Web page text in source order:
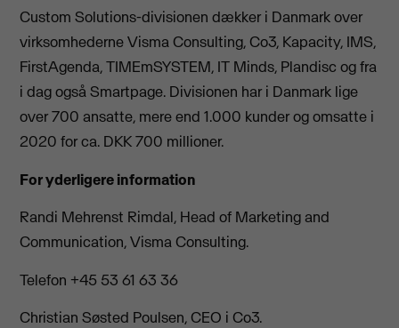
Custom Solutions-divisionen dækker i Danmark over
virksomhederne Visma Consulting, Co3, Kapacity, IMS,
FirstAgenda, TIMEmSYSTEM, IT Minds, Plandisc og fra
i dag også Smartpage. Divisionen har i Danmark lige
over 700 ansatte, mere end 1.000 kunder og omsatte i
2020 for ca. DKK 700 millioner.
For yderligere information
Randi Mehrenst Rimdal, Head of Marketing and
Communication, Visma Consulting.
Telefon +45 53 61 63 36
Christian Søsted Poulsen, CEO i Co3.